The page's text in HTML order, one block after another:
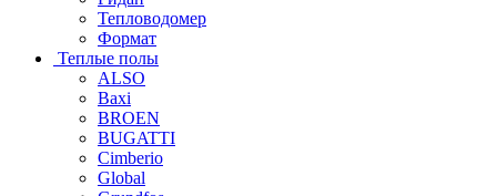
Тепловодомер
Формат
Теплые полы
ALSO
Baxi
BROEN
BUGATTI
Cimberio
Global